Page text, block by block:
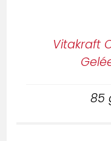
Vitakraft
85